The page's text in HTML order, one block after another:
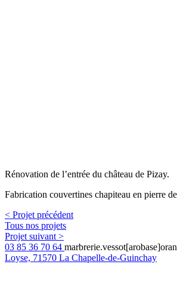
Rénovation de l’entrée du château de Pizay.
Fabrication couvertines chapiteau en pierre
< Projet précédent
Tous nos projets
Projet suivant >
03 85 36 70 64
Loyse, 71570 La Chapelle-de-Guinchay